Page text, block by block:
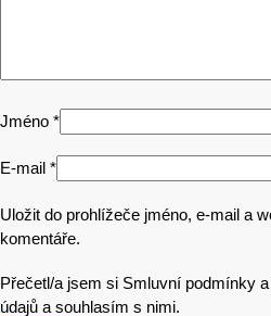
Jméno *
E-mail *
Uložit do prohlížeče jméno, e-mail a
komentáře.
Přečetl/a jsem si Smluvní podmínky
údajů a souhlasím s nimi.